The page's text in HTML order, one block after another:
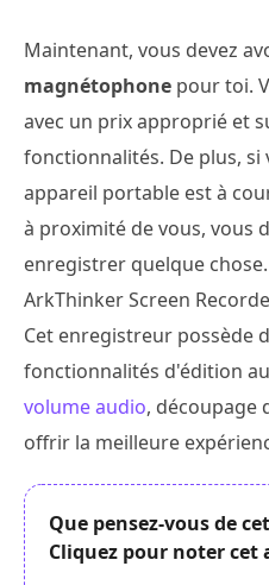
Maintenant, vous devez
magnétophone pour toi.
avec un prix approprié et
fonctionnalités. De plus, si
appareil portable est à
à proximité de vous, vous
enregistrer quelque
ArkThinker Screen
Cet enregistreur possède
fonctionnalités d'édition
volume audio, découpage
offrir la meilleure
Que pensez-vous de
Cliquez pour noter cet